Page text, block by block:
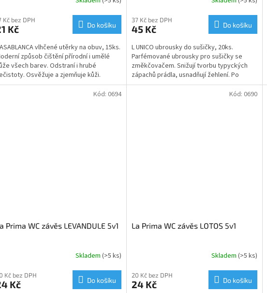
Kč bez DPH
Kč Do košíku
vlhčené utěrky na obuv, 15ks.
způsob čištění přírodní i umělé
všech barev. Odstraní i hrubé
Osvěžuje a zjemňuje kůži.
37 Kč bez DPH
45 Kč Do košíku
L UNICO ubrousky do sušičky, 20ks.
Parfémované ubrousky pro sušičky se
změkčovačem. Snižují tvorbu typyckých
zápachů prádla, usnadňují žehlení. Po
sušení je prádlo měkké a má...
Prima WC závěs LEVANDULE 5v1
Skladem (>5 ks)
Kč bez DPH
Kč Do košíku
Kód: 0694
La Prima WC závěs LOTOS 5v1
Skladem (>5 ks)
20 Kč bez DPH
24 Kč Do košíku
Kód: 0690